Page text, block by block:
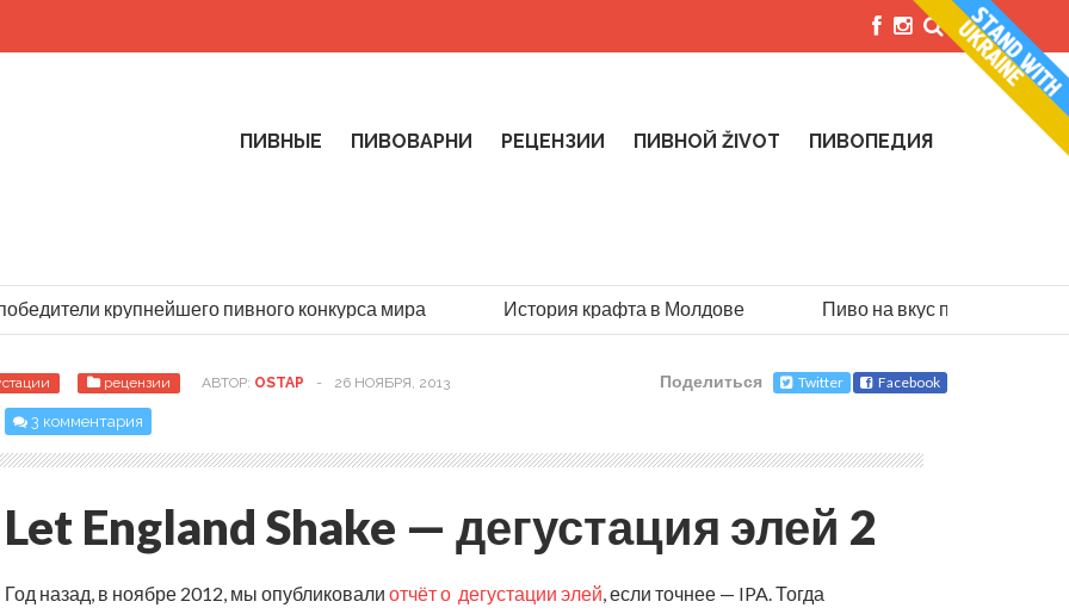
ПИВНЫЕ ПИВОВАРНИ РЕЦЕНЗИИ ПИВНОЙ ŽIVOT ПИВОПЕДИЯ
крупнейшего пивного конкурса мира История крафта в Молдове Пиво на вкус парашютиста:
рецензии АВТОР: OSTAP - 26 НОЯБРЯ, 2013 Поделиться Twitter Facebook
3 комментария
Let England Shake — дегустация элей 2
Год назад, в ноябре 2012, мы опубликовали отчёт о дегустации элей, если точнее — IPA. Тогда